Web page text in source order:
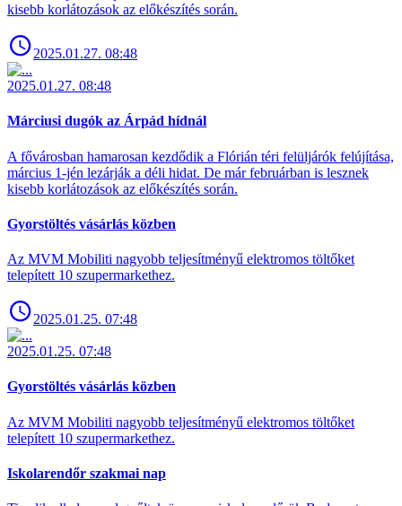
kisebb korlátozások az előkészítés során.
2025.01.27. 08:48
2025.01.27. 08:48
Márciusi dugók az Árpád hídnál
A fővárosban hamarosan kezdődik a Flórián téri felüljárók felújítása,
március 1-jén lezárják a déli hidat. De már februárban is lesznek
kisebb korlátozások az előkészítés során.
Gyorstöltés vásárlás közben
Az MVM Mobiliti nagyobb teljesítményű elektromos töltőket
telepített 10 szupermarkethez.
2025.01.25. 07:48
2025.01.25. 07:48
Gyorstöltés vásárlás közben
Az MVM Mobiliti nagyobb teljesítményű elektromos töltőket
telepített 10 szupermarkethez.
Iskolarendőr szakmai nap